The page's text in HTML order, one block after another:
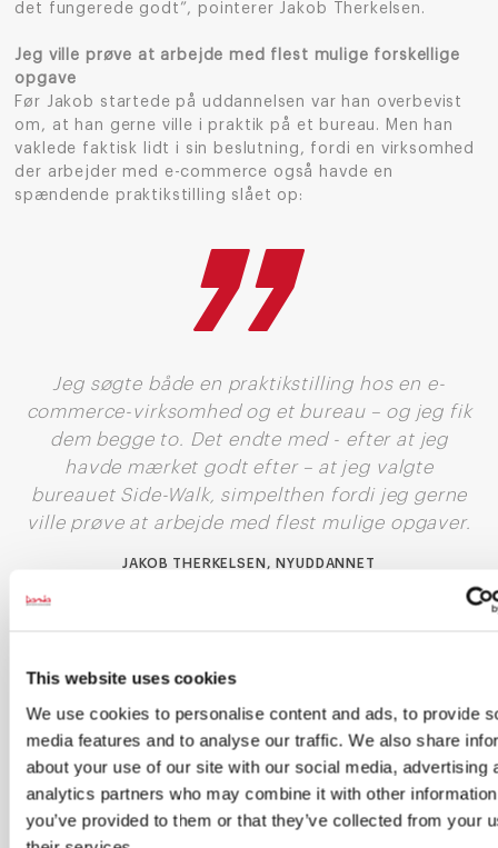
This website uses cookies
We use cookies to personalise content and ads, to provide
media features and to analyse our traffic. We also share
about your use of our site with our social media, advertising
analytics partners who may combine it with other
you’ve provided to them or that they’ve collected from your
det fungerede godt”, pointerer Jakob Therkelsen.
Jeg ville prøve at arbejde med flest mulige forskellige
opgave
Før Jakob startede på uddannelsen var han overbevist
om, at han gerne ville i praktik på et bureau. Men han
vaklede faktisk lidt i sin beslutning, fordi en virksomhed
der arbejder med e-commerce også havde en
spændende praktikstilling slået op:
Jeg søgte både en praktikstilling hos en e-
commerce-virksomhed og et bureau – og jeg fik
dem begge to. Det endte med - efter at jeg
havde mærket godt efter – at jeg valgte
bureauet Side-Walk, simpelthen fordi jeg gerne
ville prøve at arbejde med flest mulige opgaver.
JAKOB THERKELSEN, NYUDDANNET
virksomhed og et bureau – og jeg fik dem begge to. Det
jeg valgte bureauet Side-Walk, simpelthen fordi jeg
gerne ville prøve at arbejde med flest mulige opgaver”,
fortæller Jakob Therkelsen og siger videre:
”Det var et godt valg, jeg fik lov til at arbejde med
rigtig mange opgaver indenfor marketing, SoMe, Paid